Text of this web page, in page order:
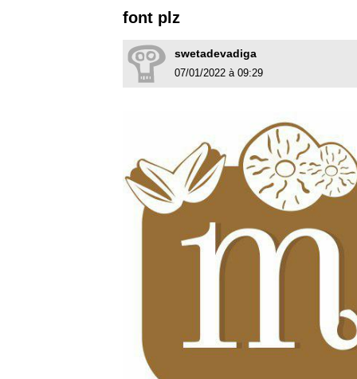
font plz
swetadevadiga
07/01/2022 à 09:29